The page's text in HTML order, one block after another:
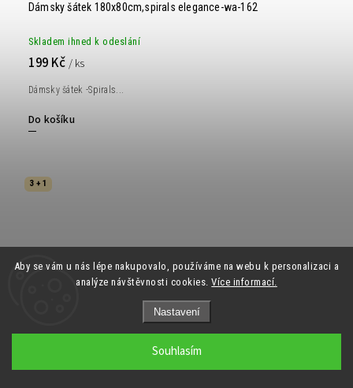
Aby se vám u nás lépe nakupovalo, používáme na webu k personalizaci a
analýze návštěvnosti cookies.Více informací.
Nastavení
Souhlasím
Dámsky šátek 180x80cm,spirals elegance-wa-162
Skladem ihned k odeslání
199 Kč / ks
Do košíku
Dámsky šátek -Spirals...
3 + 1